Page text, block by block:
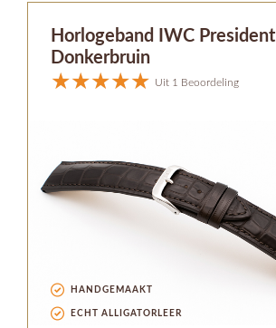
Horlogeband IWC President
Donkerbruin
Uit 1 Beoordeling
HANDGEMAAKT
ECHT ALLIGATORLEER